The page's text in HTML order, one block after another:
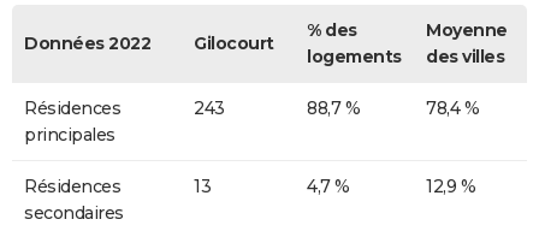
Données 2022 Gilocourt
% des
logements
Moyenne
des villes
Résidences
principales
243 88,7 % 78,4 %
Résidences
secondaires
13 4,7 % 12,9 %